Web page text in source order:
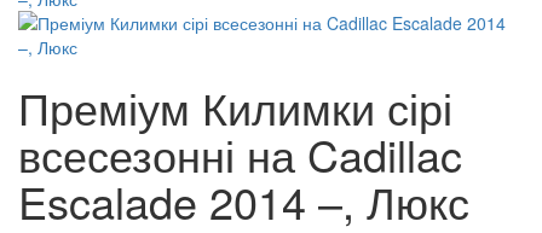
Преміум Килимки сірі
всесезонні на Cadillac
Escalade 2014 –, Люкс